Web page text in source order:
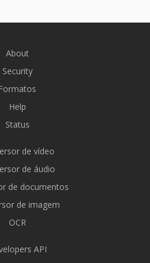
About
Security
Formatos
Help
Status
de vídeo
de áudio
de documentos
de imagem
OCR
API